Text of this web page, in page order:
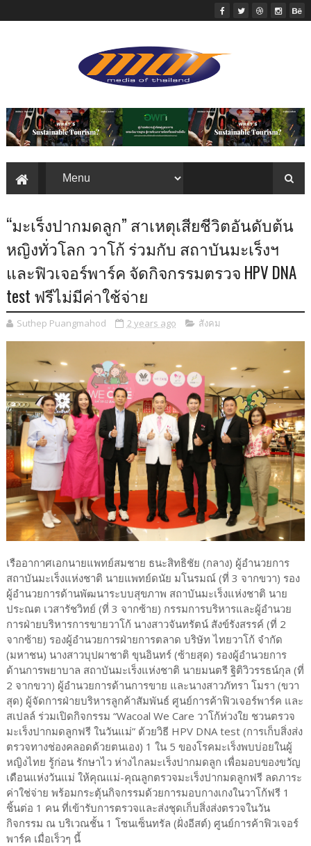
“มะเร็งปากมดลูก” สาเหตุเสียชีวิตอันดับต้น
หญิงทั่วโลก วาโก้ ร่วมกับ สถาบันมะเร็งฯ
และฟิวเจอร์พาร์ค จัดกิจกรรมตรวจ HPV DNA
test ฟรีไม่มีค่าใช้จ่าย
Suthep Puangmahod 2 years ago สังคม
เรืออากาศเอกนายแพทย์สมชาย ธนะสิทธิชัย (กลาง) ผู้อำนวยการ
สถาบันมะเร็งแห่งชาติ นายแพทย์ดนัย มโนรมณ์ (ที่ 3 จากขวา) รอง
ผู้อำนวยการด้านพัฒนาระบบสุขภาพ สถาบันมะเร็งแห่งชาติ นาย
ประณต เวสารัชวิทย์ (ที่ 3 จากซ้าย) กรรมการบริหารและผู้อำนวย
การฝ่ายบริหารการขายวาโก้ นางสาวจันทรัตน์ สังข์รังสรรค์ (ที่ 2
จากซ้าย) รองผู้อำนวยการฝ่ายการตลาด บริษัท ไทยวาโก้ จำกัด
(มหาชน) นางสาวบุปผาชาติ ขุนอินทร์ (ซ้ายสุด) รองผู้อำนวยการ
ด้านการพยาบาล สถาบันมะเร็งแห่งชาติ นายมนตรี ฐิติวิวรรธน์กุล (ที่
2 จากขวา) ผู้อำนวยการด้านการขาย และนางสาวภัทรา โมรา (ขวา
สุด) ผู้จัดการฝ่ายบริหารลูกค้าสัมพันธ์ ศูนย์การค้าฟิวเจอร์พาร์ค และ
สเปลล์ ร่วมเปิดกิจกรรม “Wacoal We Care วาโก้ห่วงใย ชวนตรวจ
มะเร็งปากมดลูกฟรี ในวันแม่” ด้วยวิธี HPV DNA test (การเก็บสิ่งส่ง
ตรวจทางช่องคลอดด้วยตนเอง) 1 ใน 5 ของโรคมะเร็งพบบ่อยในผู้
หญิงไทย รู้ก่อน รักษาไว ห่างไกลมะเร็งปากมดลูก เพื่อมอบของขวัญ
เดือนแห่งวันแม่ ให้คุณแม่-คุณลูกตรวจมะเร็งปากมดลูกฟรี ลดภาระ
ค่าใช่จ่าย พร้อมกระตุ้นกิจกรรมด้วยการมอบกางเกงในวาโก้ฟรี 1
ชิ้นต่อ 1 คน ที่เข้ารับการตรวจและส่งชุดเก็บสิ่งส่งตรวจในวัน
กิจกรรม ณ บริเวณชั้น 1 โซนเซ็นทรัล (ฝั่งอีสต์) ศูนย์การค้าฟิวเจอร์
พาร์ค เมื่อเร็วๆ นี้